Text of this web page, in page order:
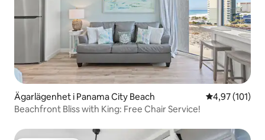
Ägarlägenhet i Panama City Beach 4,97 av 5 i
4,97 (101)
Beachfront Bliss with King: Free Chair Service!